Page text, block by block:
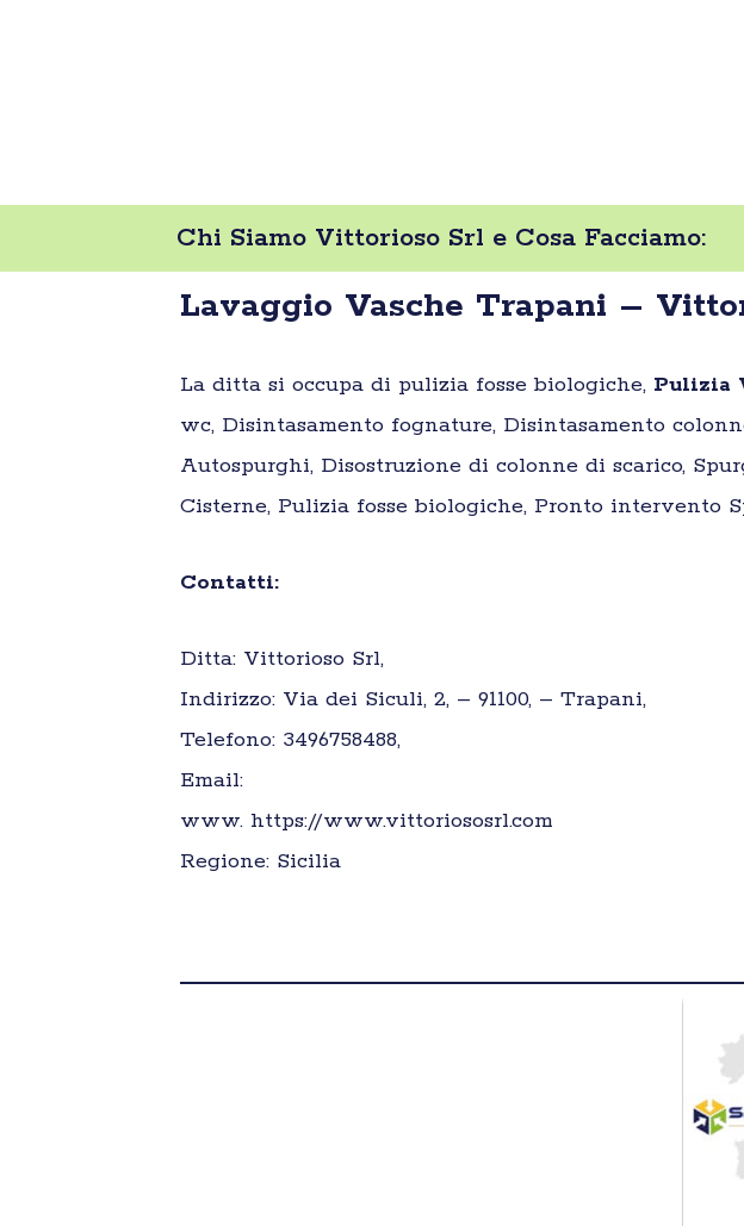
Chi Siamo Vittorioso Srl e Cosa Facciamo:
Lavaggio Vasche Trapani –
La ditta si occupa di pulizia fosse biologiche, Pulizia
wc, Disintasamento fognature, Disintasamento
Autospurghi, Disostruzione di colonne di scarico,
Cisterne, Pulizia fosse biologiche, Pronto intervento
Contatti:
Ditta: Vittorioso Srl,
Indirizzo: Via dei Siculi, 2, – 91100, – Trapani,
Telefono: 3496758488,
Email:
www. https://www.vittoriososrl.com
Regione: Sicilia